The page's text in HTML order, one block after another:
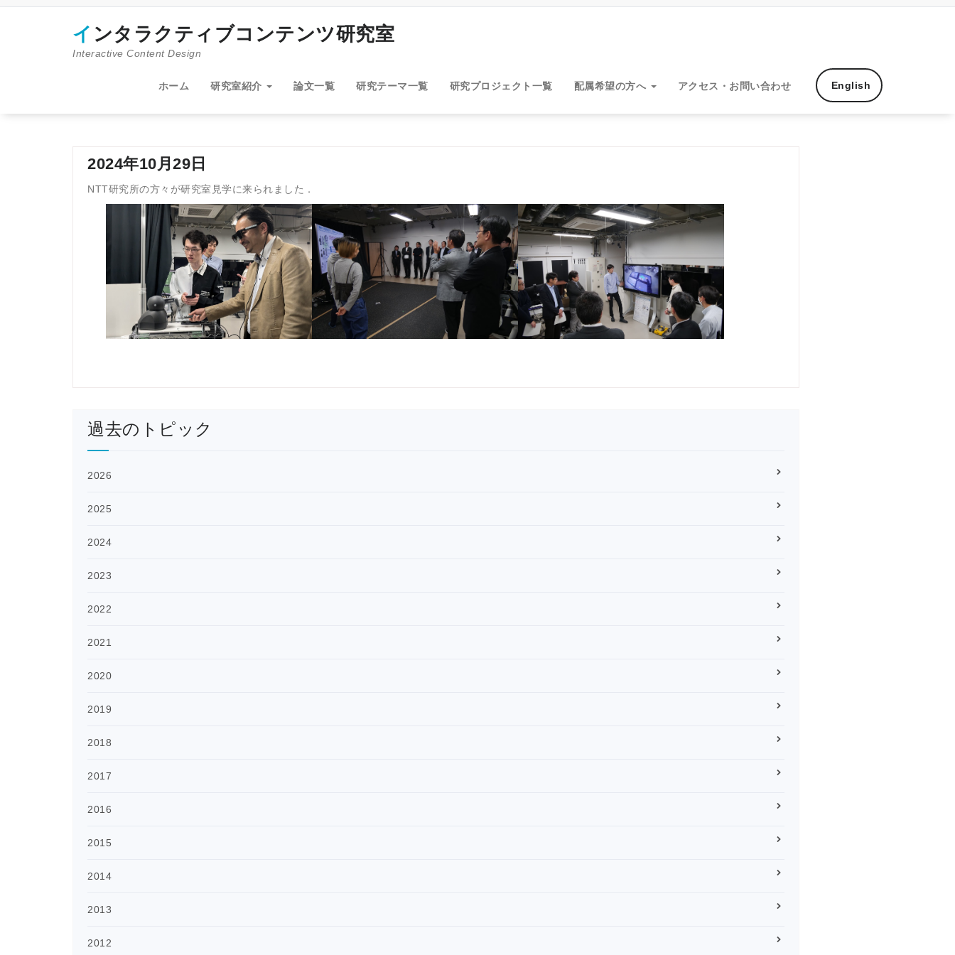
コ
インタラクティブコンテンツ研究室
Interactive Content Design
ホーム 研究室紹介 論文一覧 研究テーマ一覧 研究プロジェクト一覧 配属希望の方へ アクセス・お問い合わせ English
2024年10月29日
NTT研究所の方々が研究室見学に来られました．
過去のトピック
2026
2025
2024
2023
2022
2021
2020
2019
2018
2017
2016
2015
2014
2013
2012